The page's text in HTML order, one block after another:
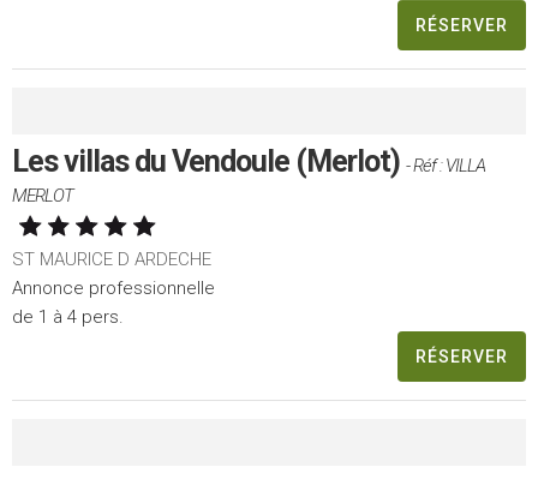
RÉSERVER
Les villas du Vendoule (Merlot) - Réf : VILLA
MERLOT
ST MAURICE D ARDECHE
Annonce professionnelle
de 1 à 4 pers.
RÉSERVER